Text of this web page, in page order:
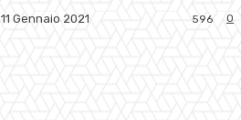
11 Gennaio 2021 0
596